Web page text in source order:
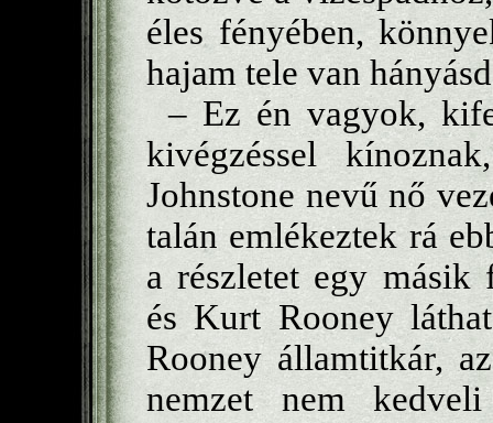
éles fényében,
hajam tele van
– Ez én vagyok,
kivégzéssel
Johnstone nevű nő
talán emlékeztek rá
a részletet egy másik
és Kurt Rooney
Rooney államtitkár,
nemzet nem